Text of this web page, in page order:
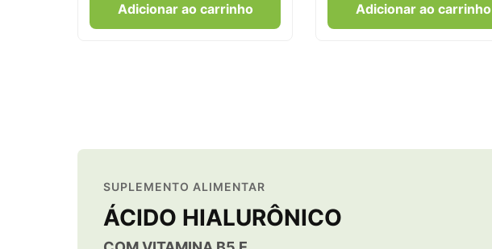
Adicionar ao carrinho Adicionar ao carrinho
SUPLEMENTO ALIMENTAR
ÁCIDO HIALURÔNICO